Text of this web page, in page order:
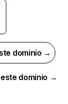
dominio →
dominio →